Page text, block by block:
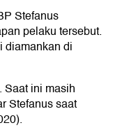
Stefanus
pelaku tersebut.
diamankan di
Saat ini masih
Stefanus saat